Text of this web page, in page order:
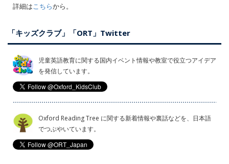
詳細はこちらから。
「キッズクラブ」「ORT」Twitter
児童英語教育に関する国内イベント情報や教室で役立つアイデア
を発信しています。
Oxford Reading Tree に関する新着情報や裏話などを、日本語
でつぶやいています。